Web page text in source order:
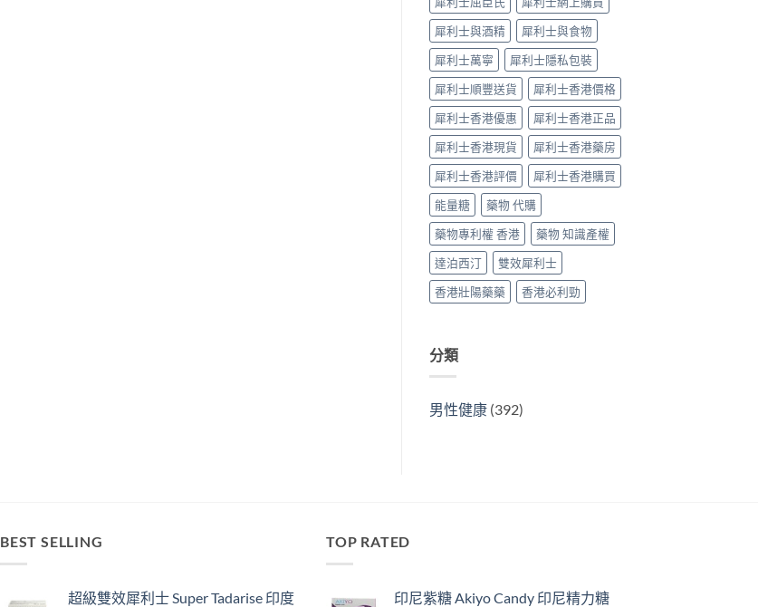
犀利士與酒精
犀利士與食物
犀利士萬寧
犀利士隱私包裝
犀利士順豐送貨
犀利士香港價格
犀利士香港優惠
犀利士香港正品
犀利士香港現貨
犀利士香港藥房
犀利士香港評價
犀利士香港購買
能量糖
藥物 代購
藥物專利權 香港
藥物 知識產權
達泊西汀
雙效犀利士
香港壯陽藥藥
香港必利勁
分類
男性健康(392)
BEST SELLING
超級雙效犀利士 Super Tadarise 印度
TOP RATED
印尼紫糖 Akiyo Candy 印尼精力糖